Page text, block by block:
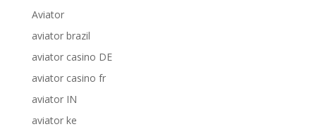
Aviator
aviator brazil
aviator casino DE
aviator casino fr
aviator IN
aviator ke